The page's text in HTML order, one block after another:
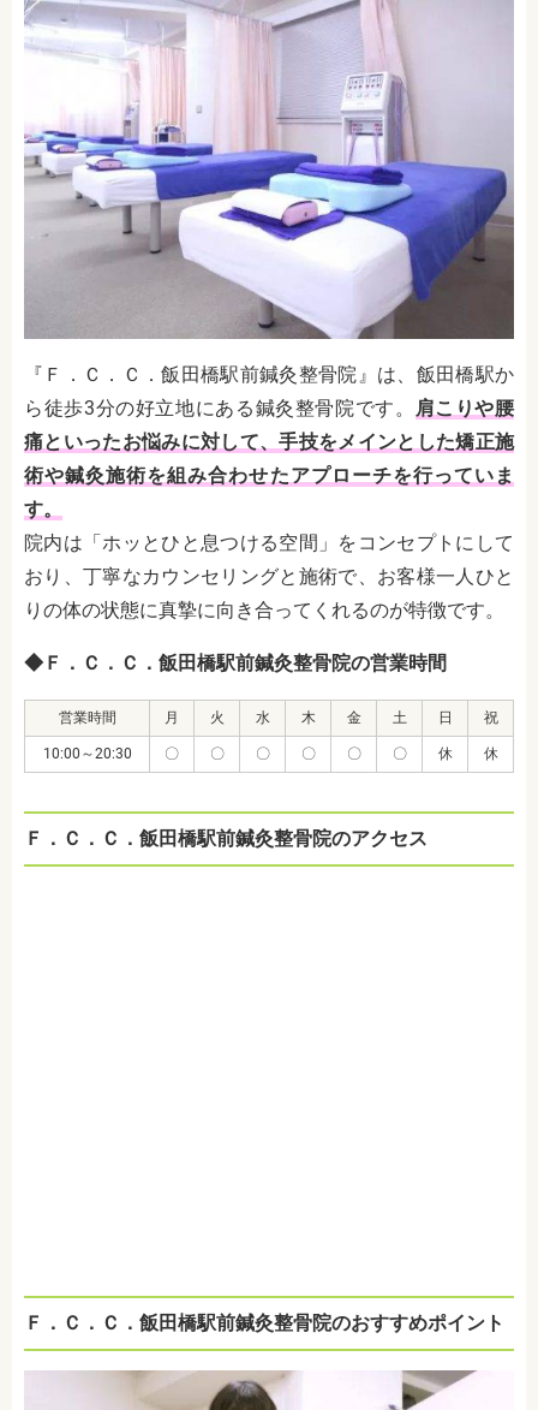
『Ｆ．Ｃ．Ｃ．飯田橋駅前鍼灸整骨院』は、飯田橋駅か
ら徒歩3分の好立地にある鍼灸整骨院です。
肩こりや腰
痛といったお悩みに対して、手技をメインとした矯正施
術や鍼灸施術を組み合わせたアプローチを行っていま
す。
院内は「ホッとひと息つける空間」をコンセプトにして
おり、丁寧なカウンセリングと施術で、お客様一人ひと
りの体の状態に真摯に向き合ってくれるのが特徴です。
◆Ｆ．Ｃ．Ｃ．飯田橋駅前鍼灸整骨院の営業時間
営業時間 月 火 水 木 金 土 日 祝
10:00～20:30 〇 〇 〇 〇 〇 〇 休 休
Ｆ．Ｃ．Ｃ．飯田橋駅前鍼灸整骨院のアクセス
Ｆ．Ｃ．Ｃ．飯田橋駅前鍼灸整骨院のおすすめポイント